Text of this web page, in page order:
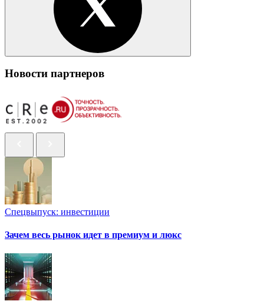
Новости партнеров
Спецвыпуск: инвестиции
Зачем весь рынок идет в премиум и люкс